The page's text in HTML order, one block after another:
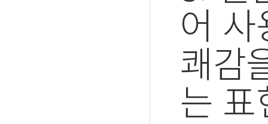
어
쾌감
는